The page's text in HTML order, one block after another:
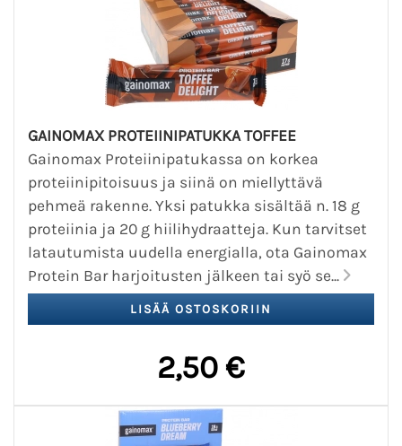
GAINOMAX PROTEIINIPATUKKA TOFFEE
Gainomax Proteiinipatukassa on korkea
proteiinipitoisuus ja siinä on miellyttävä
pehmeä rakenne. Yksi patukka sisältää n. 18 g
proteiinia ja 20 g hiilihydraatteja. Kun tarvitset
latautumista uudella energialla, ota Gainomax
Protein Bar harjoitusten jälkeen tai syö se...
2,50 €